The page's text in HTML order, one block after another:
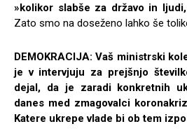
»kolikor slabše za državo in
Zato smo na doseženo lahko še
DEMOKRACIJA: Vaš ministrski
je v intervjuju za prejšnjo
dejal, da je zaradi konkretnih
danes med zmagovalci
Katere ukrepe vlade bi ob tem